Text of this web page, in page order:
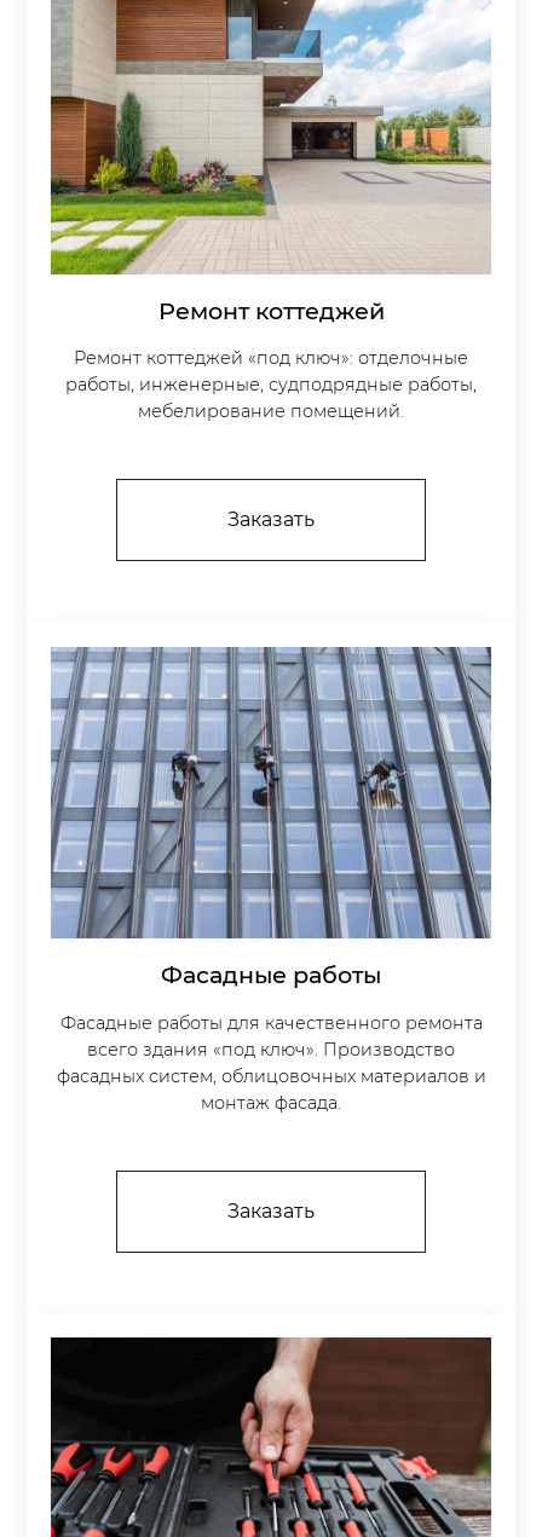
Ремонт коттеджей
Ремонт коттеджей «под ключ»: отделочные
работы, инженерные, судподрядные работы,
мебелирование помещений.
Заказать
Фасадные работы
Фасадные работы для качественного ремонта
всего здания «под ключ». Производство
фасадных систем, облицовочных материалов и
монтаж фасада.
Заказать